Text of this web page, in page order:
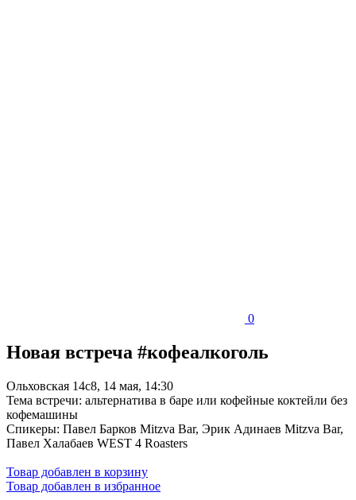
0
Новая встреча #кофеалкоголь
Ольховская 14с8, 14 мая, 14:30
Тема встречи: альтернатива в баре или кофейные коктейли без
кофемашины
Спикеры: Павел Барков Mitzva Bar, Эрик Адинаев Mitzva Bar,
Павел Халабаев WEST 4 Roasters
Товар добавлен в корзину
Товар добавлен в избранное